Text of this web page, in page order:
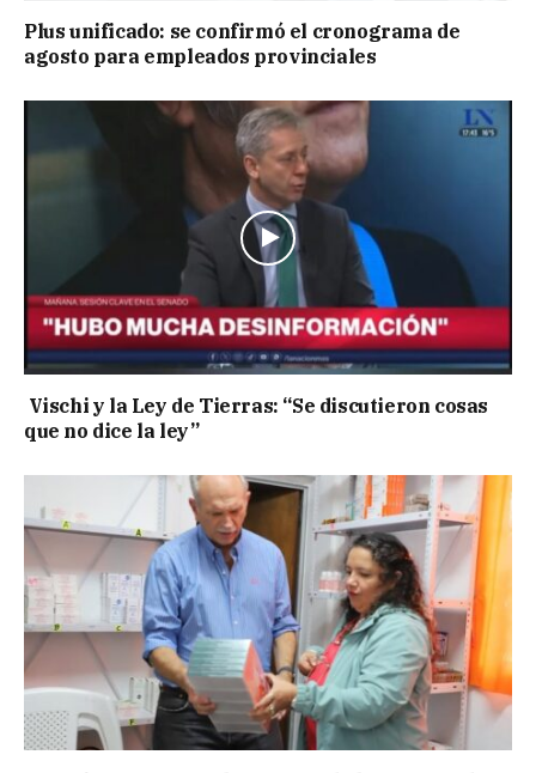
Plus unificado: se confirmó el cronograma de
agosto para empleados provinciales
Vischi y la Ley de Tierras: “Se discutieron cosas
que no dice la ley”